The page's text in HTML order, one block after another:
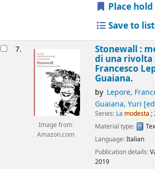
Place hold
Save to
7.
Image from
Amazon.com
Stonewall :
di una rivolta
Francesco
Guaiana.
by Lepore,
Guaiana, Yuri
Series: La modesta ;
Material type:
Language:Italian
Publication details:
2019